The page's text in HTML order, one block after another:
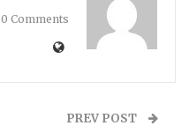
0 Comments